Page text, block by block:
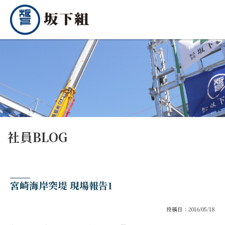
社員BLOG
宮崎海岸突堤 現場報告1
投稿日：2016/05/18